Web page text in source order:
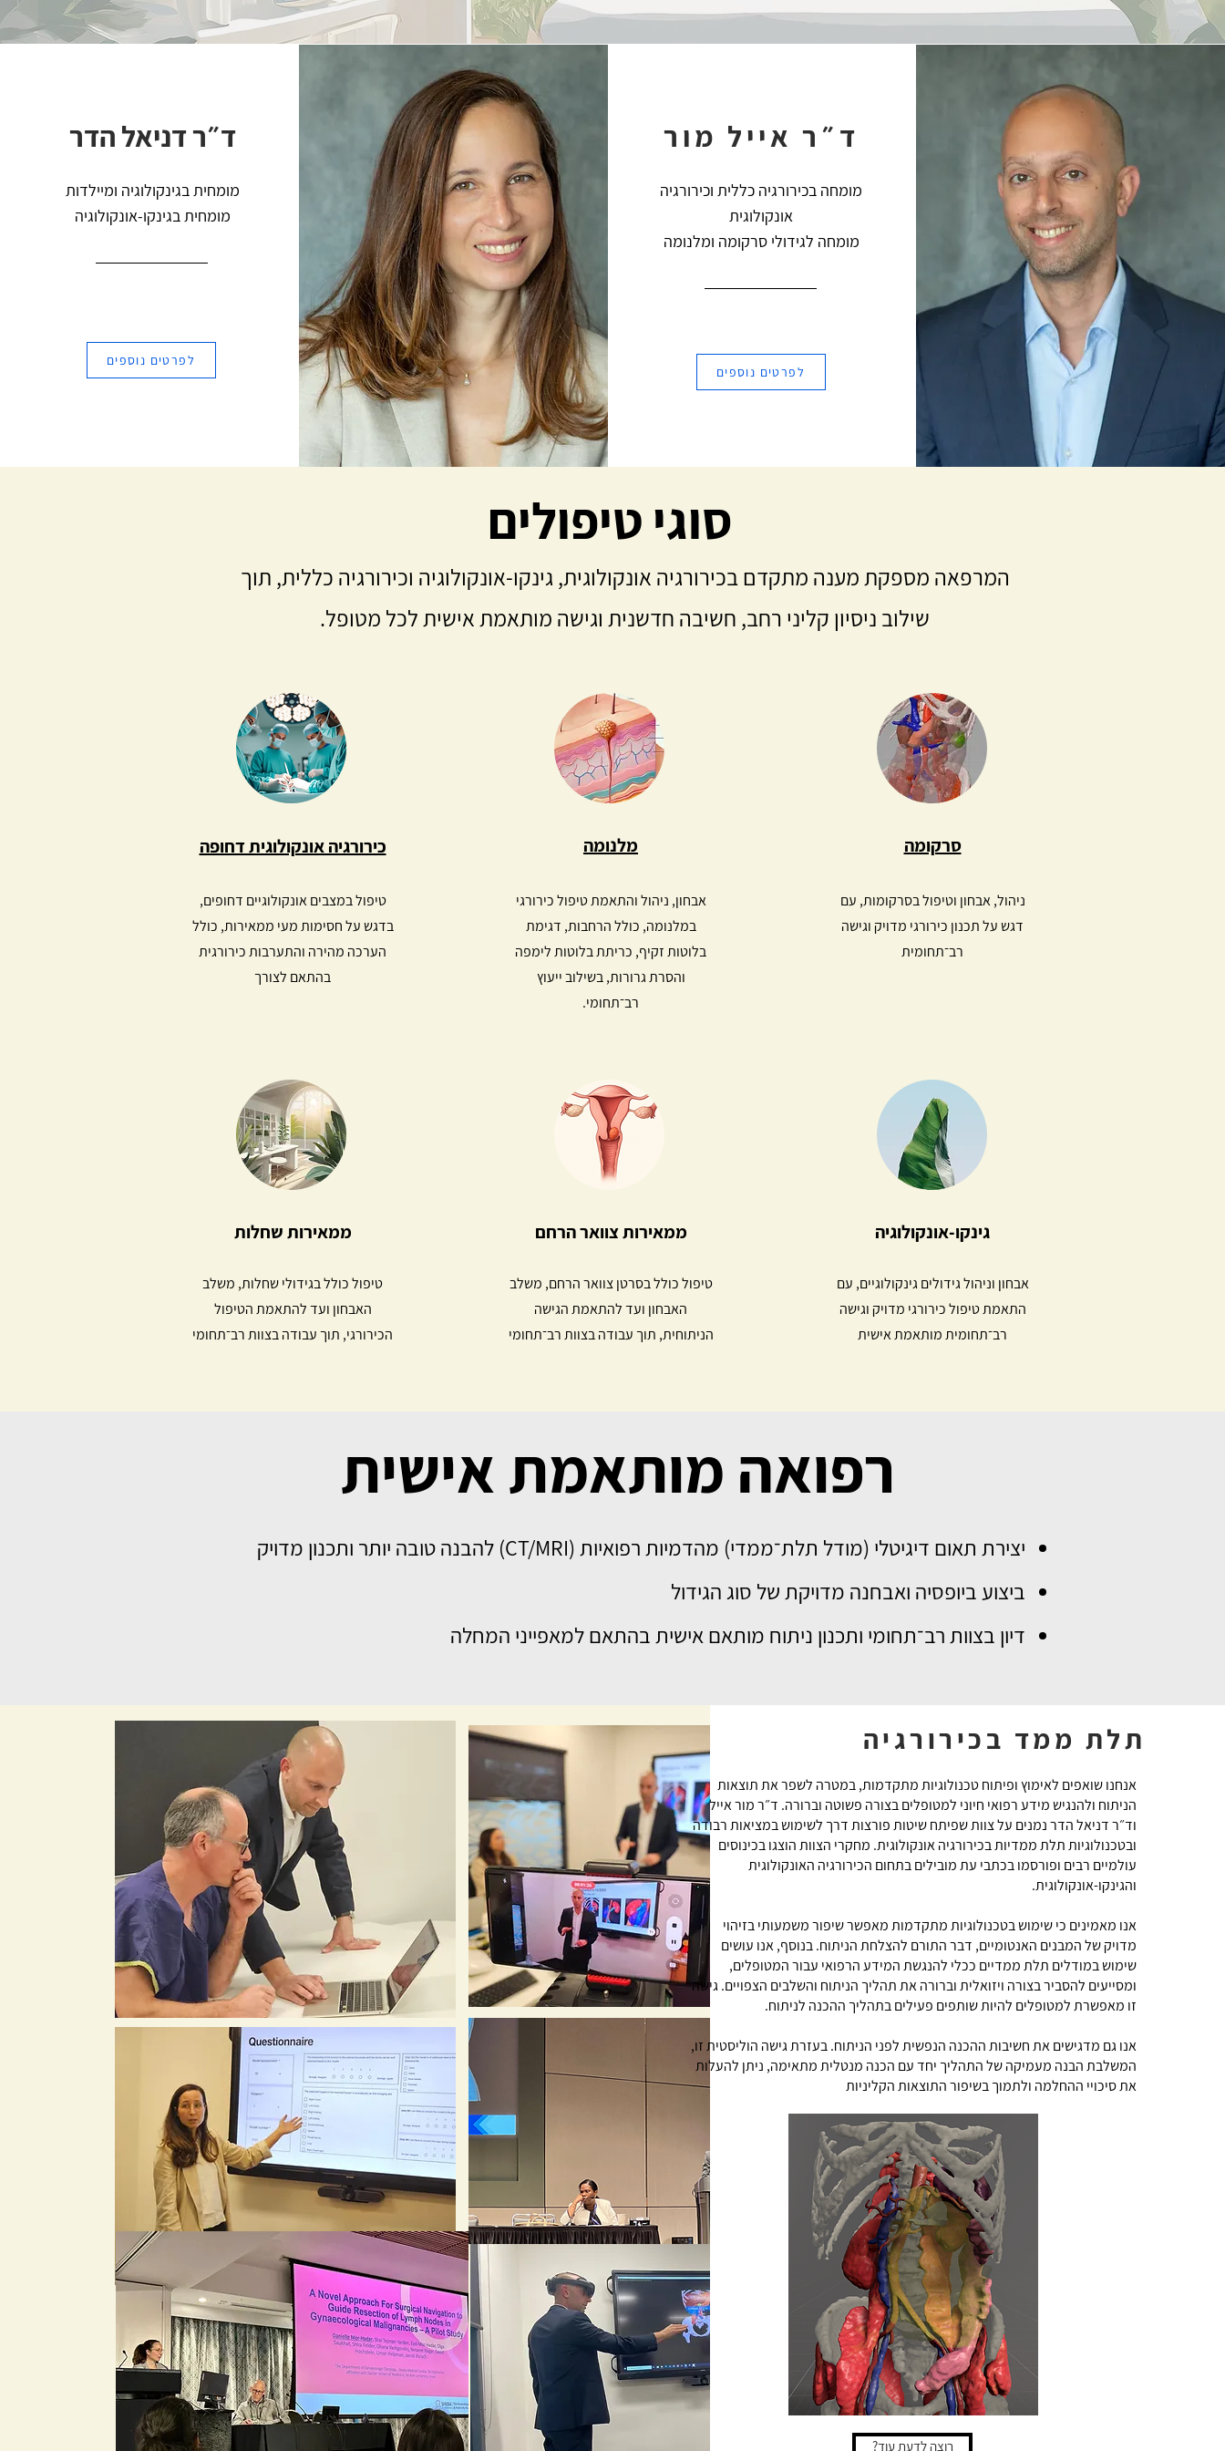
ד״ר דניאל הדר
מומחית בגינקולוגיה ומיילדות
מומחיתבגינקו-אונקולוגיה
לפרטים נוספים
ד״ר אייל מור
מומחה בכירורגיה כללית וכירורגיה
אונקולוגית
מומחה לגידולי סרקומה ומלנומה
לפרטים נוספים
סוגי טיפולים
המרפאה מספקת מענה מתקדם בכירורגיה אונקולוגית, גינקו-אונקולוגיה וכירורגיה כללית, תוך
שילוב ניסיון קליני רחב, חשיבה חדשנית וגישה מותאמת אישית לכל מטופל.
כירורגיה אונקולוגית דחופה
טיפול במצבים אונקולוגיים דחופים,
בדגש על חסימות מעי ממאירות, כולל
הערכה מהירה והתערבות כירורגית
בהתאם לצורך
ממאירות שחלות
טיפול כולל בגידולי שחלות, משלב
האבחון ועד להתאמת הטיפול
הכירורגי, תוך עבודה בצוות רב־תחומי
מלנומה
אבחון, ניהול והתאמת טיפול כירורגי
במלנומה, כולל הרחבות, דגימת
בלוטות זקיף, כריתת בלוטות לימפה
והסרת גרורות, בשילוב ייעוץ
רב־תחומי.
ממאירות צוואר הרחם
טיפול כולל בסרטן צוואר הרחם, משלב
האבחון ועד להתאמת הגישה
הניתוחית, תוך עבודה בצוות רב־תחומי
סרקומה
ניהול, אבחון וטיפול בסרקומות, עם
דגש על תכנון כירורגי מדויק וגישה
רב־תחומית
גינקו-אונקולוגיה
אבחון וניהול גידולים גינקולוגיים, עם
התאמת טיפול כירורגי מדויק וגישה
רב־תחומית מותאמת אישית
רפואה מותאמת אישית
יצירת תאום דיגיטלי (מודל תלת־ממדי) מהדמיות רפואיות (CT/MRI) להבנה טובה יותר ותכנון מדויק
ביצוע ביופסיה ואבחנה מדויקת של סוג הגידול
דיון בצוות רב־תחומי ותכנון ניתוח מותאם אישית בהתאם למאפייני המחלה
תלת ממד בכירורגיה
אנחנו שואפים לאימוץ ופיתוח טכנולוגיות מתקדמות, במטרה לשפר את תוצאות
הניתוח ולהנגיש מידע רפואי חיוני למטופלים בצורה פשוטה וברורה. ד״ר מור אייל
וד״ר דניאל הדר נמנים על צוות שפיתח שיטות פורצות דרך לשימוש במציאות רבודה
ובטכנולוגיות תלת ממדיות בכירורגיה אונקולוגית. מחקרי הצוות הוצגו בכינוסים
עולמיים רבים ופורסמו בכתבי עת מובילים בתחום הכירורגיה האונקולוגית
והגינקו-אונקולוגית.
אנו מאמינים כי שימוש בטכנולוגיות מתקדמות מאפשר שיפור משמעותי בזיהוי
מדויק של המבנים האנטומיים, דבר התורם להצלחת הניתוח. בנוסף, אנו עושים
שימוש במודלים תלת ממדיים ככלי להנגשת המידע הרפואי עבור המטופלים,
ומסייעים להסביר בצורה ויזואלית וברורה את תהליך הניתוח והשלבים הצפויים. גישה
זו מאפשרת למטופלים להיות שותפים פעילים בתהליך ההכנה לניתוח.
אנו גם מדגישים את חשיבות ההכנה הנפשית לפני הניתוח. בעזרת גישה הוליסטית זו,
המשלבת הבנה מעמיקה של התהליך יחד עם הכנה מנטלית מתאימה, ניתן להעלות
את סיכויי ההחלמה ולתמוך בשיפור התוצאות הקליניות
רוצה לדעת עוד?